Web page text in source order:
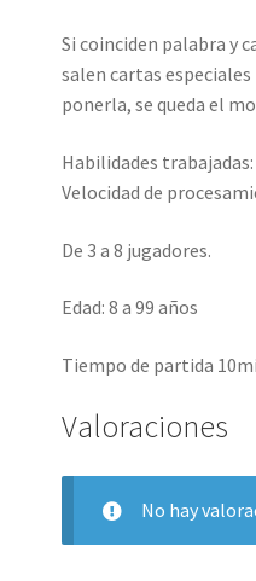
Si coinciden palabra y
salen cartas
ponerla, se queda el
Habilidades
Velocidad de
De 3 a 8 jugadores.
Edad: 8 a 99 años
Tiempo de partida
Valoraciones
No hay